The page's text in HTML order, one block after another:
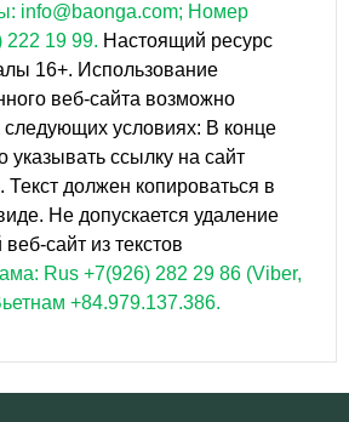
info@baonga.com; Номер
222 19 99. Настоящий ресурс
16+. Использование
веб-сайта возможно
следующих условиях: В конце
указывать ссылку на сайт
Текст должен копироваться в
Не допускается удаление
сайт из текстов
Rus +7(926) 282 29 86 (Viber,
+84.979.137.386.